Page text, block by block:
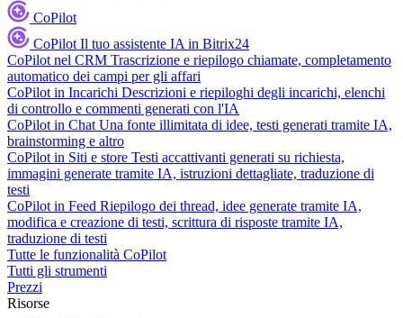
CoPilot
CoPilot Il tuo assistente IA in Bitrix24
CoPilot nel CRM Trascrizione e riepilogo chiamate, completamento
automatico dei campi per gli affari
CoPilot in Incarichi Descrizioni e riepiloghi degli incarichi, elenchi
di controllo e commenti generati con l'IA
CoPilot in Chat Una fonte illimitata di idee, testi generati tramite IA,
brainstorming e altro
CoPilot in Siti e store Testi accattivanti generati su richiesta,
immagini generate tramite IA, istruzioni dettagliate, traduzione di
testi
CoPilot in Feed Riepilogo dei thread, idee generate tramite IA,
modifica e creazione di testi, scrittura di risposte tramite IA,
traduzione di testi
Tutte le funzionalità CoPilot
Tutti gli strumenti
Prezzi
Risorse